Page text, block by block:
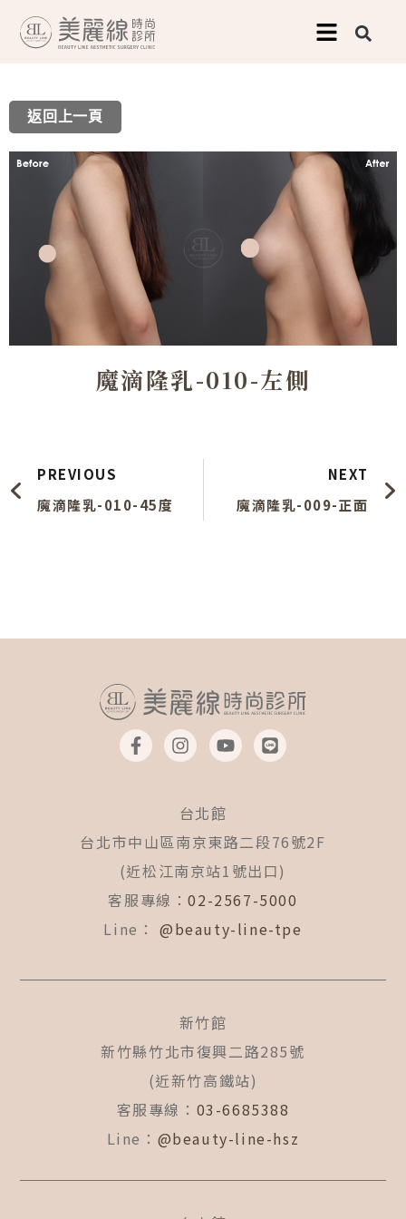
要
內
返回上一頁
魔滴隆乳-010-左側
PREVIOUS
魔滴隆乳-010-45度
NEXT
魔滴隆乳-009-正面
F
a
c
o
k
-
f
I
n
s
a
g
r
a
m
Y
o
u
b
e
L
i
n
台北館
台北市中山區南京東路二段76號2F
(近松江南京站1號出口)
客服專線：02-2567-5000
Line： @beauty-line-tpe
新竹館
新竹縣竹北市復興二路285號
(近新竹高鐵站)
客服專線： 03-6685388
Line： @beauty-line-hsz